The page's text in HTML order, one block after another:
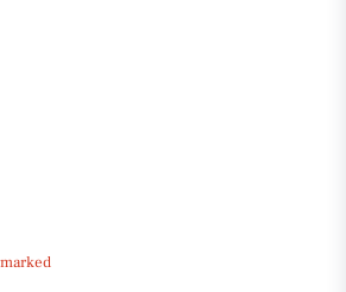
36 - Se priserne på de dyreste boliger til